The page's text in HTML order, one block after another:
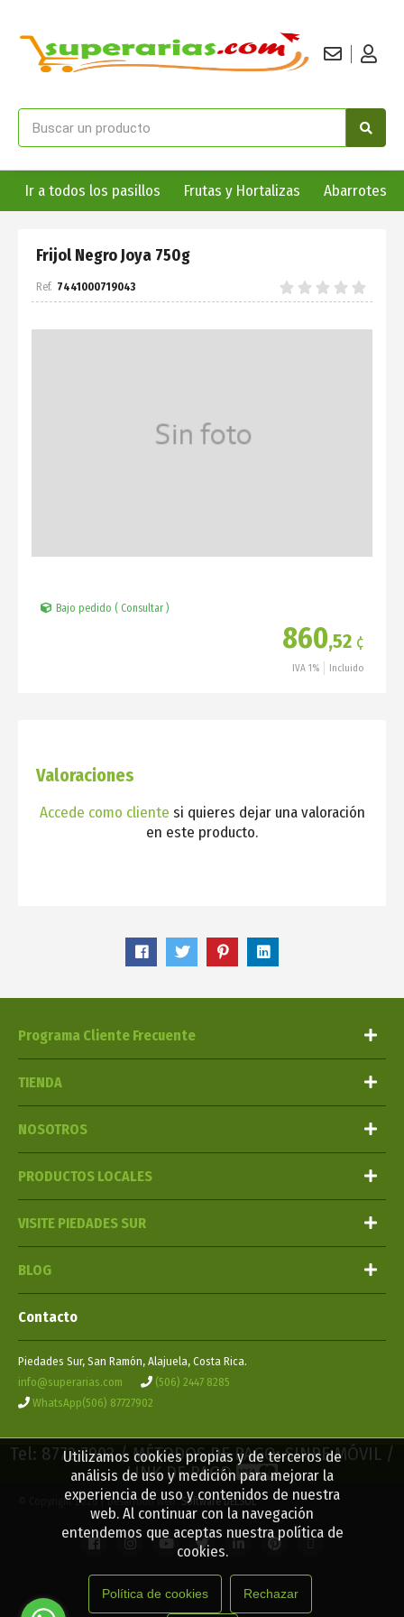
Ir a todos los pasillos Frutas y Hortalizas Abarrotes
Frijol Negro Joya 750g
7441000719043
Bajo pedido ( Consultar )
860,52 ¢
IVA 1% Incluido
Valoraciones
Accede como cliente si quieres dejar una valoración
en este producto.
Programa Cliente Frecuente
TIENDA
NOSOTROS
PRODUCTOS LOCALES
VISITE PIEDADES SUR
BLOG
Contacto
Piedades Sur, San Ramón, Alajuela, Costa Rica.
info@superarias.com
(506) 2447 8285
WhatsApp(506) 87727902
Tel: 8772 7902 / MÉTODOS DE PAGO: SINPE MÓVIL /
LINK DE PAGO
© Copyright 2026 | Desarrollo web:Software DELSOL
Utilizamos cookies propias y de terceros de
análisis de uso y medición para mejorar la
experiencia de uso y contenidos de nuestra
web. Al continuar con la navegación
entendemos que aceptas nuestra política de
cookies.
Política de cookies Rechazar